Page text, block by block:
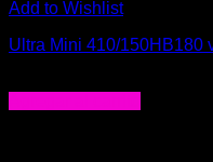
Add to Wishlist
Ultra Mini 410/150HB180